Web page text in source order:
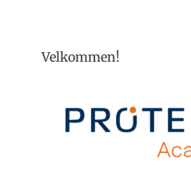
Velkommen!